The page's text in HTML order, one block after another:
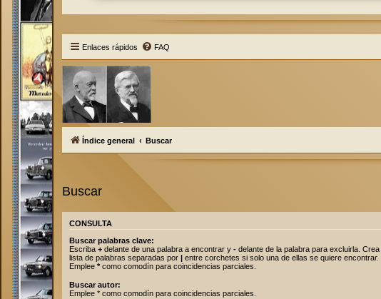
Enlaces rápidos FAQ
Índice general Buscar
Buscar
CONSULTA
Buscar palabras clave:
Escriba + delante de una palabra a encontrar y - delante de la palabra para excluirla. Crea
lista de palabras separadas por | entre corchetes si solo una de ellas se quiere encontrar.
Emplee *como comodín para coincidencias parciales.
Buscar autor:
Emplee * como comodín para coincidencias parciales.